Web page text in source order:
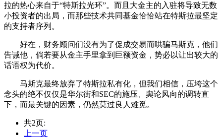
拉的热心来自于“特斯拉光环”。而且大金主的入驻将导致无数
小投资者的出局，而那些技术共同基金恰恰站在特斯拉最坚定
的支持者序列。
好在，财务顾问们没有为了促成交易而哄骗马斯克，他们
告诫他，倘若要从金主手里拿到巨额资金，势必以让出较大的
话语权为代价。
马斯克最终放弃了特斯拉私有化，但我们相信，压垮这个
念头的绝不仅仅是华尔街和SEC的施压、舆论风向的调转直
下，而最关键的因素，仍然莫过良人难觅。
共2页:
上一页